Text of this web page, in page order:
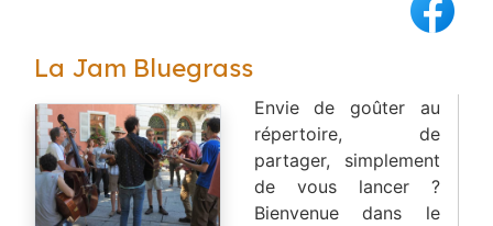
La Jam Bluegrass
Envie de goûter au
répertoire, de
partager, simplement
de vous lancer ?
Bienvenue dans le